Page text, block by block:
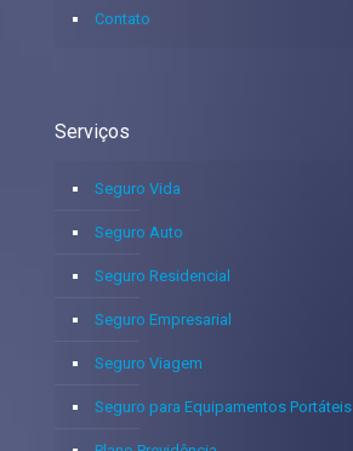
Contato
Serviços
Seguro Vida
Seguro Auto
Seguro Residencial
Seguro Empresarial
Seguro Viagem
Seguro para Equipamentos Portáteis